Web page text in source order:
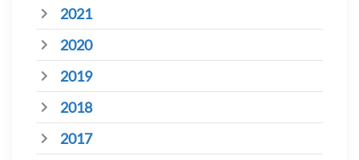
2021
2020
2019
2018
2017